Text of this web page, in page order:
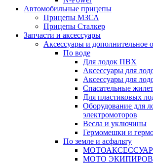
Автомобильные прицепы
Прицепы МЗСА
Прицепы Сталкер
Запчасти и аксессуары
Аксессуары и дополнительное
По воде
Для лодок ПВХ
Аксессуары для
Аксессуары для
Спасательные
Для пластиковых
Оборудование для
электромоторов
Весла и уключины
Гермомешки и
По земле и асфальту
МОТО